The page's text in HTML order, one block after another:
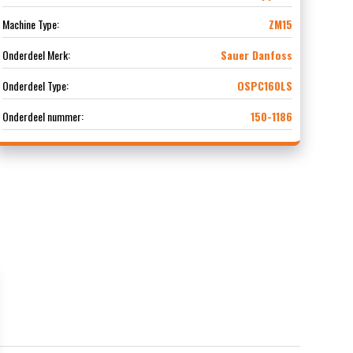
Machine Type:
ZM15
Onderdeel Merk:
Sauer Danfoss
Onderdeel Type:
OSPC160LS
Onderdeel nummer:
150-1186